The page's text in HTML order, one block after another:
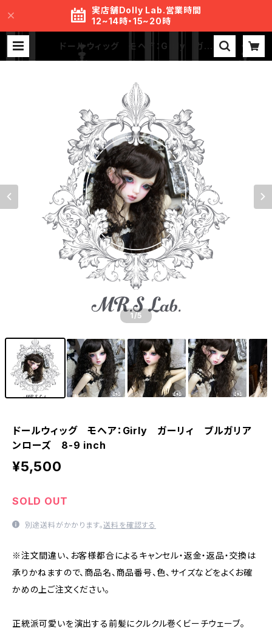
実店舗Dolly Lab.営業時間
12~14時・15~20時
ドールウィッグ モヘア：Girly ガー
リィ ブルガリアンローズ 8-9 inc
1/5
ドールウィッグ モヘア：Girly ガーリィ ブルガリア
ンローズ 8-9 inch
¥5,500
SOLD OUT
別途送料がかかります。送料を確認する
※注文間違い、お客様都合によるキャンセル・返金・返品・交換は
承りかねますので、商品名、商品番号、色、サイズなどをよくお確
かめの上ご注文ください。
正統派可愛いを演出する前髪にクルクル巻くビーチウェーブ。